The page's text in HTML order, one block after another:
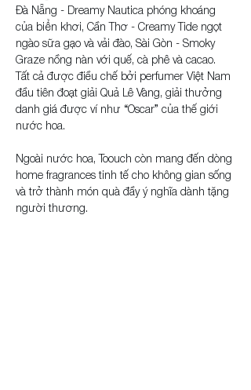
Đà Nẵng - Dreamy Nautica phóng khoáng
của biển khơi, Cần Thơ - Creamy Tide ngọt
ngào sữa gạo và vải đào, Sài Gòn - Smoky
Graze nồng nàn với quế, cà phê và cacao.
Tất cả được điều chế bởi perfumer Việt Nam
đầu tiên đoạt giải Quả Lê Vàng, giải thưởng
danh giá được ví như “Oscar” của thế giới
nước hoa.
Ngoài nước hoa, Toouch còn mang đến dòng
home fragrances tinh tế cho không gian sống
và trở thành món quà đầy ý nghĩa dành tặng
người thương.